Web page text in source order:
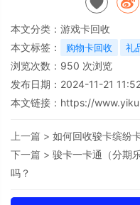
本文分类： 游戏卡回收
本文标签：
购物卡回收 礼
浏览次数： 950 次浏览
发布日期：2024-11-21
本文链接： https://
上一篇 > 如何回收骏卡缤纷
下一篇 > 骏卡一卡通（分期
吗？